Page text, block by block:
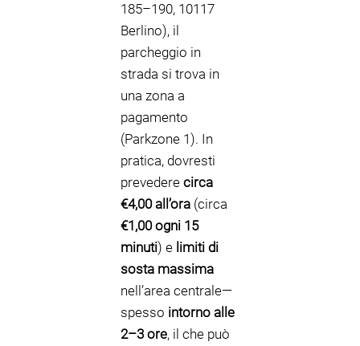
185–190, 10117
Berlino), il
parcheggio in
strada si trova in
una zona a
pagamento
(Parkzone 1). In
pratica, dovresti
prevedere circa
€4,00 all’ora (circa
€1,00 ogni 15
minuti) e limiti di
sosta massima
nell’area centrale—
spesso intorno alle
2–3 ore, il che può